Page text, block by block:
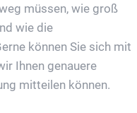
müssen, wie groß
wie die
können Sie sich mit
Ihnen genauere
mitteilen können.